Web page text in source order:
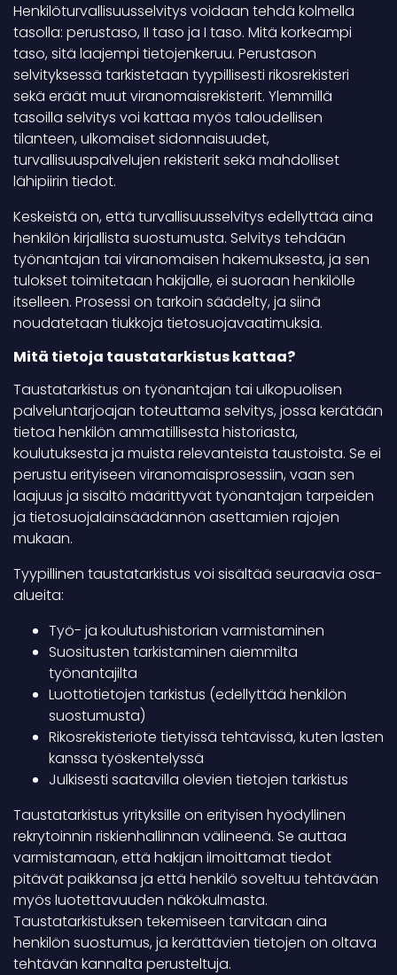
Henkilöturvallisuusselvitys voidaan tehdä kolmella
tasolla: perustaso, II taso ja I taso. Mitä korkeampi
taso, sitä laajempi tietojenkeruu. Perustason
selvityksessä tarkistetaan tyypillisesti rikosrekisteri
sekä eräät muut viranomaisrekisterit. Ylemmillä
tasoilla selvitys voi kattaa myös taloudellisen
tilanteen, ulkomaiset sidonnaisuudet,
turvallisuuspalvelujen rekisterit sekä mahdolliset
lähipiirin tiedot.
Keskeistä on, että turvallisuusselvitys edellyttää aina
henkilön kirjallista suostumusta. Selvitys tehdään
työnantajan tai viranomaisen hakemuksesta, ja sen
tulokset toimitetaan hakijalle, ei suoraan henkilölle
itselleen. Prosessi on tarkoin säädelty, ja siinä
noudatetaan tiukkoja tietosuojavaatimuksia.
Mitä tietoja taustatarkistus kattaa?
Taustatarkistus on työnantajan tai ulkopuolisen
palveluntarjoajan toteuttama selvitys, jossa kerätään
tietoa henkilön ammatillisesta historiasta,
koulutuksesta ja muista relevanteista taustoista. Se ei
perustu erityiseen viranomaisprosessiin, vaan sen
laajuus ja sisältö määrittyvät työnantajan tarpeiden
ja tietosuojalainsäädännön asettamien rajojen
mukaan.
Tyypillinen taustatarkistus voi sisältää seuraavia osa-
alueita:
Työ- ja koulutushistorian varmistaminen
Suositusten tarkistaminen aiemmilta
työnantajilta
Luottotietojen tarkistus (edellyttää henkilön
suostumusta)
Rikosrekisteriote tietyissä tehtävissä, kuten lasten
kanssa työskentelyssä
Julkisesti saatavilla olevien tietojen tarkistus
Taustatarkistus yrityksille on erityisen hyödyllinen
rekrytoinnin riskienhallinnan välineenä. Se auttaa
varmistamaan, että hakijan ilmoittamat tiedot
pitävät paikkansa ja että henkilö soveltuu tehtävään
myös luotettavuuden näkökulmasta.
Taustatarkistuksen tekemiseen tarvitaan aina
henkilön suostumus, ja kerättävien tietojen on oltava
tehtävän kannalta perusteltuja.